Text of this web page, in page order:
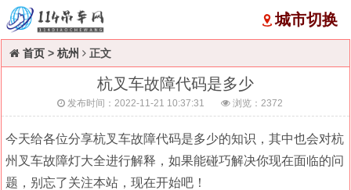
城市切换
首页 > 杭州 正文
杭叉车故障代码是多少
发布时间：2022-11-21 10:37:31 浏览： 2372
今天给各位分享杭叉车故障代码是多少的知识，其中也会对杭
州叉车故障灯大全进行解释，如果能碰巧解决你现在面临的问
题，别忘了关注本站，现在开始吧！